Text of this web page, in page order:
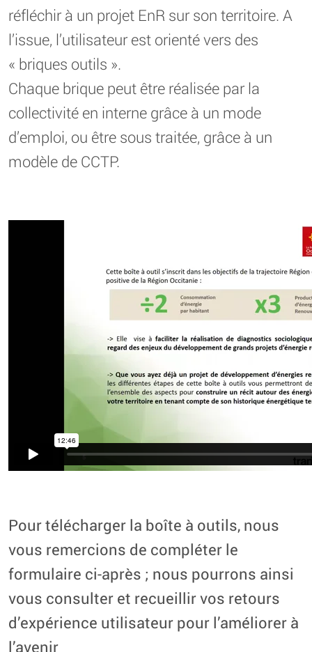
réfléchir à un projet EnR sur son territoire. A
l’issue, l’utilisateur est orienté vers des
« briques outils ».
Chaque brique peut être réalisée par la
collectivité en interne grâce à un mode
d’emploi, ou être sous traitée, grâce à un
modèle de CCTP.
Pour télécharger la boîte à outils, nous
vous remercions de compléter le
formulaire ci-après ; nous pourrons ainsi
vous consulter et recueillir vos retours
d’expérience utilisateur pour l’améliorer à
l’avenir